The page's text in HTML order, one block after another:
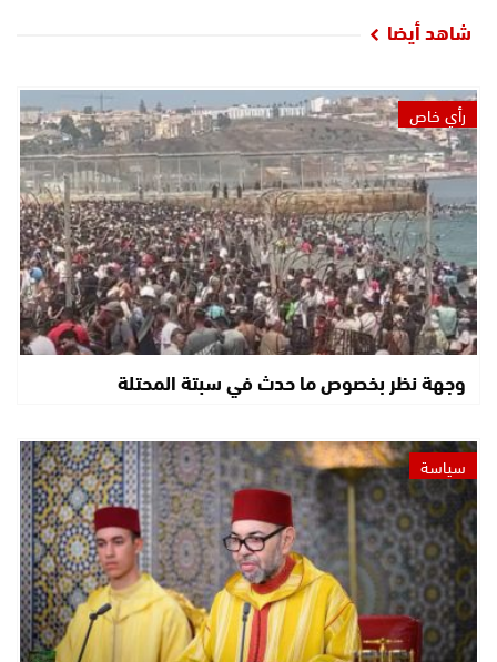
شاهد أيضا
رأي خاص
وجهة نظر بخصوص ما حدث في سبتة المحتلة
سياسة